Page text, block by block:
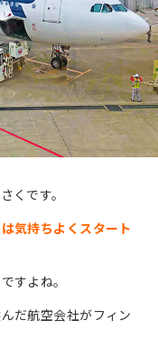
くです。
気持ちよくスタート
すよね。
だ航空会社がフィン